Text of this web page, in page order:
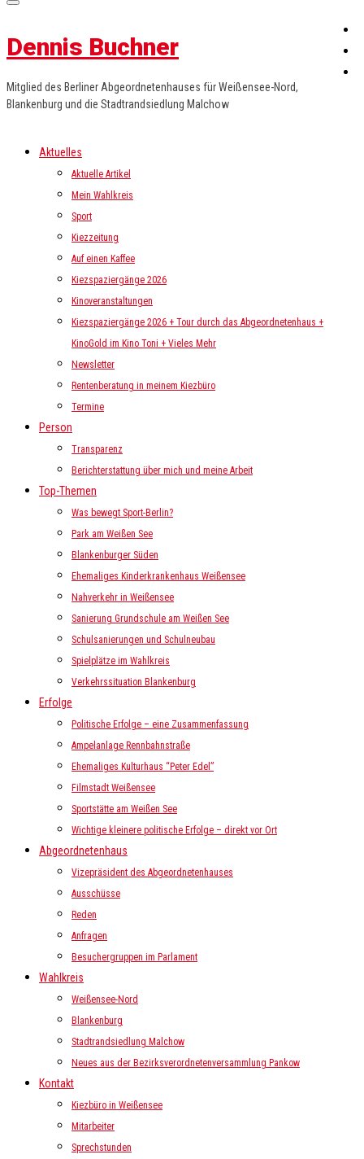
Dennis Buchner
Mitglied des Berliner Abgeordnetenhauses für Weißensee-Nord,
Blankenburg und die Stadtrandsiedlung Malchow
Aktuelles
Aktuelle Artikel
Mein Wahlkreis
Sport
Kiezzeitung
Auf einen Kaffee
Kiezspaziergänge 2026
Kinoveranstaltungen
Kiezspaziergänge 2026 + Tour durch das Abgeordnetenhaus +
KinoGold im Kino Toni + Vieles Mehr
Newsletter
Rentenberatung in meinem Kiezbüro
Termine
Person
Transparenz
Berichterstattung über mich und meine Arbeit
Top-Themen
Was bewegt Sport-Berlin?
Park am Weißen See
Blankenburger Süden
Ehemaliges Kinderkrankenhaus Weißensee
Nahverkehr in Weißensee
Sanierung Grundschule am Weißen See
Schulsanierungen und Schulneubau
Spielplätze im Wahlkreis
Verkehrssituation Blankenburg
Erfolge
Politische Erfolge – eine Zusammenfassung
Ampelanlage Rennbahnstraße
Ehemaliges Kulturhaus “Peter Edel”
Filmstadt Weißensee
Sportstätte am Weißen See
Wichtige kleinere politische Erfolge – direkt vor Ort
Abgeordnetenhaus
Vizepräsident des Abgeordnetenhauses
Ausschüsse
Reden
Anfragen
Besuchergruppen im Parlament
Wahlkreis
Weißensee-Nord
Blankenburg
Stadtrandsiedlung Malchow
Neues aus der Bezirksverordnetenversammlung Pankow
Kontakt
Kiezbüro in Weißensee
Mitarbeiter
Sprechstunden